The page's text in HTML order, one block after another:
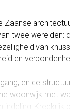
Zaanse
twee werelden:
van
en
en de
woonwijk met
Kreekrijk